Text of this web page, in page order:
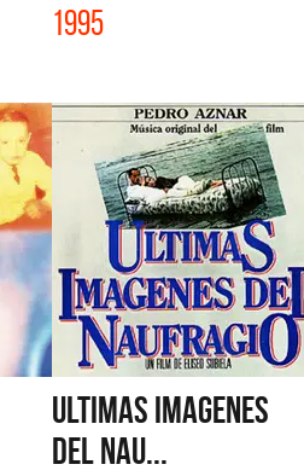
1995
ULTIMAS IMAGENES
DEL NAU...